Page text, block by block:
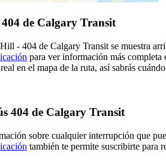
de Calgary Transit
- 404 de Calgary Transit se muestra
para ver información más completa
en el mapa de la ruta, así sabrás
404 de Calgary Transit
sobre cualquier interrupción que
también te permite suscribirte para